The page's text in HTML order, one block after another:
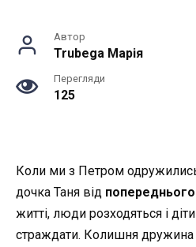
Автор
Trubega Марія
Перегляди
125
Коли ми з Петром
дочка Таня від
житті, люди розходяться і
страждати. Колишня дружина